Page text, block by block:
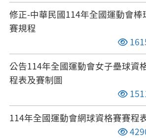
修正-中華民國114年全國運動會棒
賽規程
點
公告114年全國運動會女子壘球資
程表及賽制圖
點
114年全國運動會網球資格賽賽程
點